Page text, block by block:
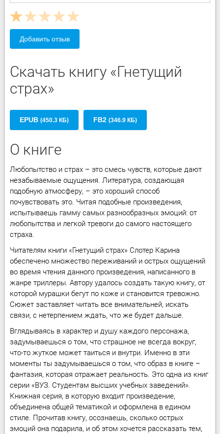
Добавить отзыв
Скачать книгу «Гнетущий
страх»
EPUB (450.3 КБ) FB2 (346.9 КБ)
О книге
Любопытство и страх – это смесь чувств, которые дают
незабываемые ощущения. Литература, создающая
подобную атмосферу, – это хороший способ
почувствовать это. Читая подобные произведения,
испытываешь гамму самых разнообразных эмоций: от
любопытства и легкой тревоги до самого настоящего
страха.
Читателям книги «Гнетущий страх» Слотер Карина
обеспечено множество переживаний и острых ощущений
во время чтения данного произведения, написанного в
жанре триллеры. Автору удалось создать такую книгу, от
которой мурашки бегут по коже и становится тревожно.
Сюжет заставляет читать все внимательней, искать
связи, с нетерпением ждать, что же будет дальше.
Вглядываясь в характер и душу каждого персонажа,
задумываешься о том, что страшное не всегда вокруг,
что-то жуткое может таиться и внутри. Именно в эти
моменты ты задумываешься о том, что образ в книге –
фантазия, которая отражает реальность. Это одна из книг
серии «ВУЗ. Студентам высших учебных заведений».
Книжная серия, в которую входит произведение,
объединена общей тематикой и оформлена в едином
стиле. Прочитав книгу, осознаешь, сколько острых
эмоций она подарила, и об этом хочется рассказать тем,